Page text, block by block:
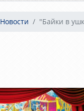
Новости "Байки в